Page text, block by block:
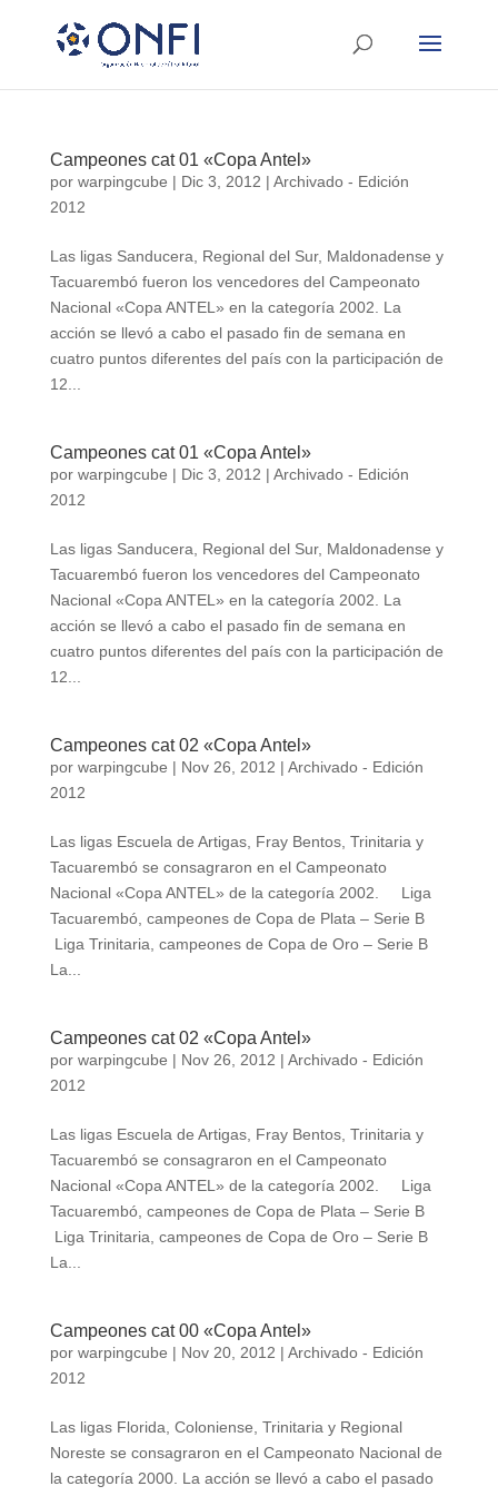
Campeones cat 01 «Copa Antel»
por warpingcube | Dic 3, 2012 | Archivado - Edición
2012
Las ligas Sanducera, Regional del Sur, Maldonadense y
Tacuarembó fueron los vencedores del Campeonato
Nacional «Copa ANTEL» en la categoría 2002. La
acción se llevó a cabo el pasado fin de semana en
cuatro puntos diferentes del país con la participación de
12...
Campeones cat 01 «Copa Antel»
por warpingcube | Dic 3, 2012 | Archivado - Edición
2012
Las ligas Sanducera, Regional del Sur, Maldonadense y
Tacuarembó fueron los vencedores del Campeonato
Nacional «Copa ANTEL» en la categoría 2002. La
acción se llevó a cabo el pasado fin de semana en
cuatro puntos diferentes del país con la participación de
12...
Campeones cat 02 «Copa Antel»
por warpingcube | Nov 26, 2012 | Archivado - Edición
2012
Las ligas Escuela de Artigas, Fray Bentos, Trinitaria y
Tacuarembó se consagraron en el Campeonato
Nacional «Copa ANTEL» de la categoría 2002. Liga
Tacuarembó, campeones de Copa de Plata – Serie B
Liga Trinitaria, campeones de Copa de Oro – Serie B
La...
Campeones cat 02 «Copa Antel»
por warpingcube | Nov 26, 2012 | Archivado - Edición
2012
Las ligas Escuela de Artigas, Fray Bentos, Trinitaria y
Tacuarembó se consagraron en el Campeonato
Nacional «Copa ANTEL» de la categoría 2002. Liga
Tacuarembó, campeones de Copa de Plata – Serie B
Liga Trinitaria, campeones de Copa de Oro – Serie B
La...
Campeones cat 00 «Copa Antel»
por warpingcube | Nov 20, 2012 | Archivado - Edición
2012
Las ligas Florida, Coloniense, Trinitaria y Regional
Noreste se consagraron en el Campeonato Nacional de
la categoría 2000. La acción se llevó a cabo el pasado